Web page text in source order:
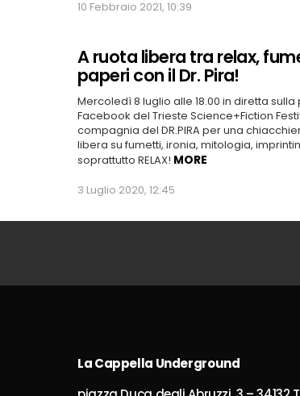
10 Febbraio 2021, 10:39
A ruota libera tra relax,
paperi con il Dr. Pira!
Mercoledì 8 luglio alle 18.00 in diretta sulla
Facebook del Trieste Science+Fiction
compagnia del DR.PIRA per una
libera su fumetti, ironia, mitologia,
soprattutto RELAX! MORE
3 Luglio 2020, 12:45
La Cappella Underground